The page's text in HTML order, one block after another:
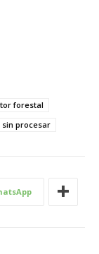
forestal
procesar